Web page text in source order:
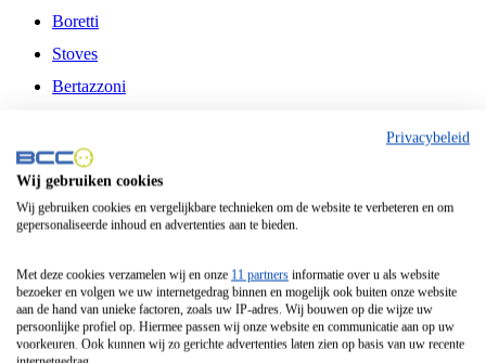
Boretti
Stoves
Bertazzoni
Fitelli
Airfryer
Frituurpan
Contactgrill
Broodbakmachine
Broodrooster
Privacybeleid
Wij gebruiken cookies
Wij gebruiken cookies en vergelijkbare technieken om de website te verbeteren en om
gepersonaliseerde inhoud en advertenties aan te bieden.
Met deze cookies verzamelen wij en onze 11 partners informatie over u als website
bezoeker en volgen we uw internetgedrag binnen en mogelijk ook buiten onze website
aan de hand van unieke factoren, zoals uw IP-adres. Wij bouwen op die wijze uw
persoonlijke profiel op. Hiermee passen wij onze website en communicatie aan op uw
voorkeuren. Ook kunnen wij zo gerichte advertenties laten zien op basis van uw recente